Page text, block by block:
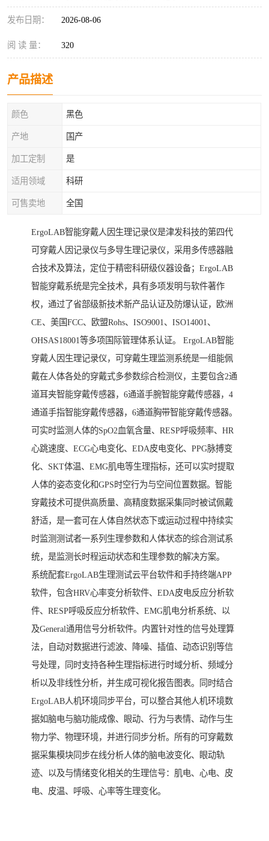
发布日期： 2026-08-06
阅 读 量： 320
产品描述
颜色 黑色
产地 国产
加工定制 是
适用领域 科研
可售卖地 全国
ErgoLAB智能穿戴人因生理记录仪是津发科技的第四代
可穿戴人因记录仪与多导生理记录仪，采用多传感器融
合技术及算法，定位于精密科研级仪器设备；ErgoLAB
智能穿戴系统是完全技术，具有多项发明与软件著作
权，通过了省部级新技术新产品认证及防爆认证，欧洲
CE、美国FCC、欧盟Rohs、ISO9001、ISO14001、
OHSAS18001等多项国际管理体系认证。 ErgoLAB智能
穿戴人因生理记录仪，可穿戴生理监测系统是一组能佩
戴在人体各处的穿戴式多参数综合检测仪，主要包含2通
道耳夹智能穿戴传感器，6通道手腕智能穿戴传感器，4
通道手指智能穿戴传感器，6通道胸带智能穿戴传感器。
可实时监测人体的SpO2血氧含量、RESP呼吸频率、HR
心跳速度、ECG心电变化、EDA皮电变化、PPG脉搏变
化、SKT体温、EMG肌电等生理指标，还可以实时提取
人体的姿态变化和GPS时空行为与空间位置数据。智能
穿戴技术可提供高质量、高精度数据采集同时被试佩戴
舒适，是一套可在人体自然状态下或运动过程中持续实
时监测测试者一系列生理参数和人体状态的综合测试系
统，是监测长时程运动状态和生理参数的解决方案。
系统配套ErgoLAB生理测试云平台软件和手持终端APP
软件，包含HRV心率变分析软件、EDA皮电反应分析软
件、RESP呼吸反应分析软件、EMG肌电分析系统、以
及General通用信号分析软件。内置针对性的信号处理算
法，自动对数据进行滤波、降噪、插值、动态识别等信
号处理，同时支持各种生理指标进行时域分析、频域分
析以及非线性分析，并生成可视化报告图表。同时结合
ErgoLAB人机环境同步平台，可以整合其他人机环境数
据如脑电与脑功能成像、眼动、行为与表情、动作与生
物力学、物理环境，并进行同步分析。所有的可穿戴数
据采集模块同步在线分析人体的脑电波变化、眼动轨
迹、以及与情绪变化相关的生理信号：肌电、心电、皮
电、皮温、呼吸、心率等生理变化。